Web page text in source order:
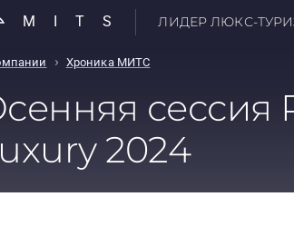
MITS ЛИДЕР ЛЮКС-
› Хроника МИТС
сессия
2024